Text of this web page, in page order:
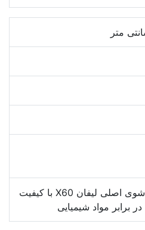
مخزن شیشه شوی اصلی لیفان X60 با کیفیت
برابر مواد شیمیایی